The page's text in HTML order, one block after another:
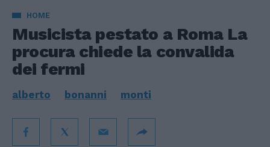
HOME
Musicista pestato a Roma La
procura chiede la convalida
dei fermi
alberto bonanni monti